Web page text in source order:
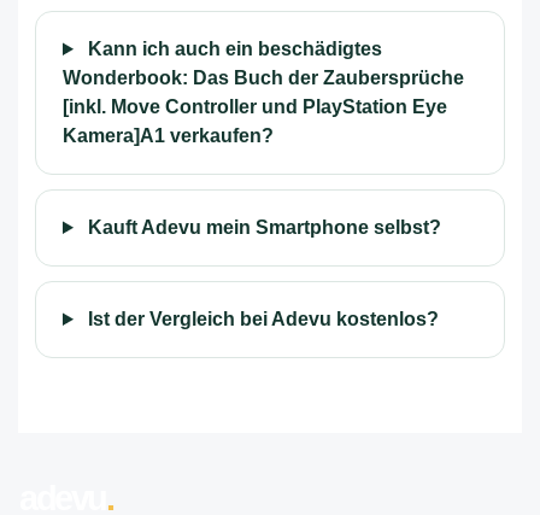
Kann ich auch ein beschädigtes
Wonderbook: Das Buch der Zaubersprüche
[inkl. Move Controller und PlayStation Eye
Kamera]A1 verkaufen?
Kauft Adevu mein Smartphone selbst?
Ist der Vergleich bei Adevu kostenlos?
.